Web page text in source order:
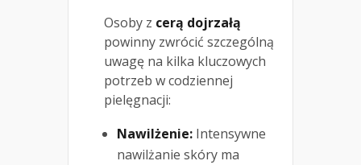
Osoby z cerą dojrzałą
powinny zwrócić szczególną
uwagę na kilka kluczowych
potrzeb w codziennej
pielęgnacji:
Nawilżenie: Intensywne
nawilżanie skóry ma